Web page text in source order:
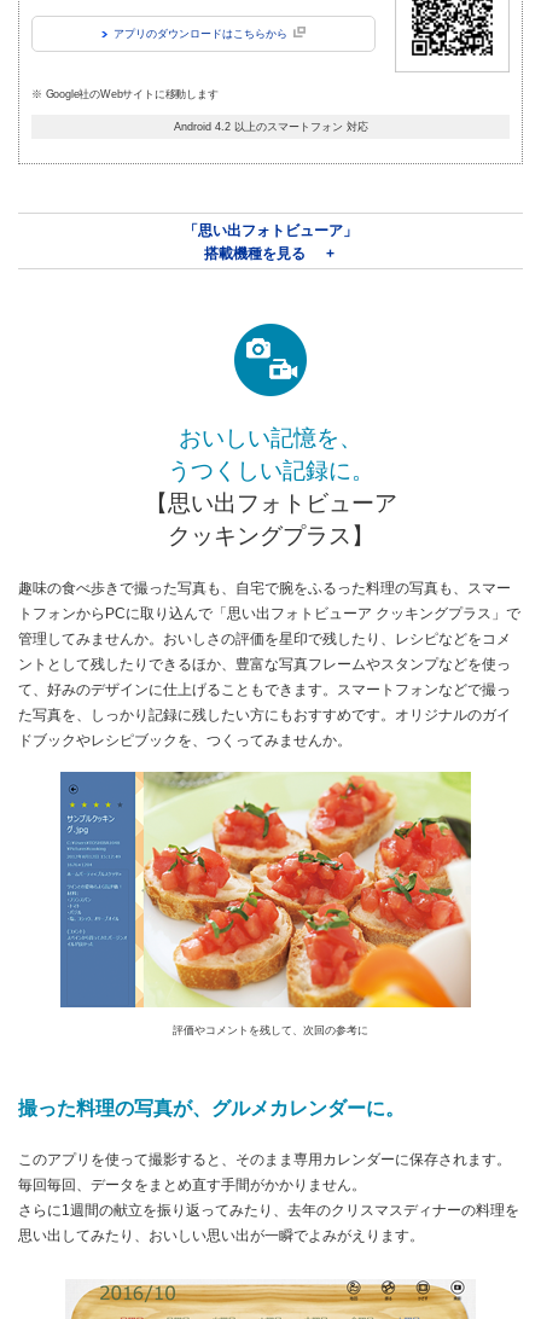
アプリのダウンロードは こちらから
※ Google社のWebサイトに移動します
Android 4.2 以上のスマートフォン 対応
「思い出フォトビューア」
搭載機種を見る
おいしい記憶を、
うつくしい記録に。
【思い出フォトビューア
クッキングプラス】
趣味の食べ歩きで撮った写真も、自宅で腕をふるった料理の写真も、スマー
トフォンからPCに取り込んで「思い出フォトビューア クッキングプラス」で
管理してみませんか。おいしさの評価を星印で残したり、レシピなどをコメ
ントとして残したりできるほか、豊富な写真フレームやスタンプなどを使っ
て、好みのデザインに仕上げることもできます。スマートフォンなどで撮っ
た写真を、しっかり記録に残したい方にもおすすめです。オリジナルのガイ
ドブックやレシピブックを、つくってみませんか。
評価やコメントを残して、次回の参考に
撮った料理の写真が、グルメカレンダーに。
このアプリを使って撮影すると、そのまま専用カレンダーに保存されます。
毎回毎回、データをまとめ直す手間がかかりません。
さらに1週間の献立を振り返ってみたり、去年のクリスマスディナーの料理を
思い出してみたり、おいしい思い出が一瞬でよみがえります。